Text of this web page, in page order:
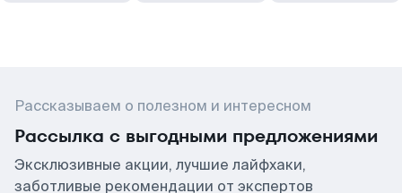
Рассказываем о полезном и интересном
Рассылка с выгодными предложениями
Эксклюзивные акции, лучшие лайфхаки,
заботливые рекомендации от экспертов